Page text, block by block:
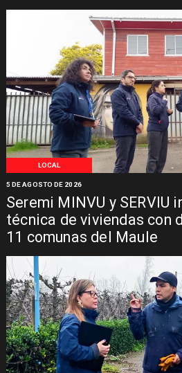
LOCAL
Seremi MINVU y SERVIU
técnica de viviendas con
11 comunas del Maule
5 DE AGOSTO DE 2026